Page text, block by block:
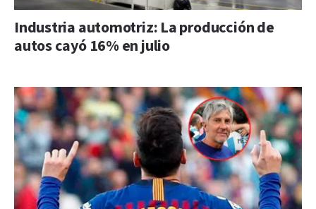
Industria automotriz: La producción de
autos cayó 16% en julio